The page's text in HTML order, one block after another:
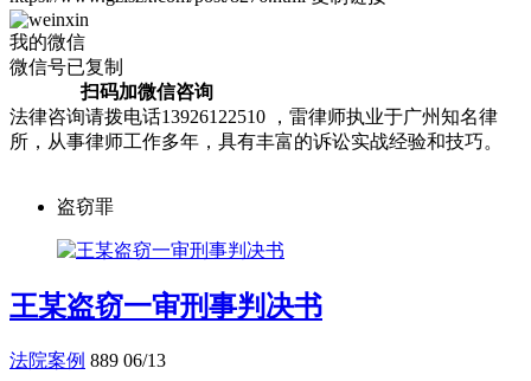
我的微信
微信号已复制
扫码加微信咨询
法律咨询请拨电话13926122510 ，雷律师执业于广州知名律
所，从事律师工作多年，具有丰富的诉讼实战经验和技巧。
盗窃罪
王某盗窃一审刑事判决书
法院案例 889 06/13